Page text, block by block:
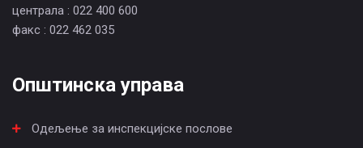
централа : 022 400 600
факс : 022 462 035
Општинска управа
Одељење за инспекцијске послове